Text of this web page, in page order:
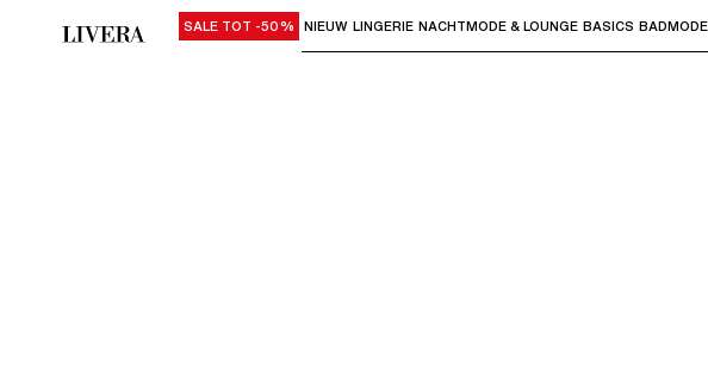
Gebruik "Pijl omlaag" of "Enter" om submenu's te
SALE TOT -50% NIEUW LINGERIE NACHTMODE & LOUNGE BASICS BADMODE